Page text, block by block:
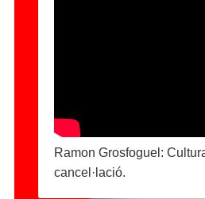
Ramon Grosfoguel:
cancel·lació.